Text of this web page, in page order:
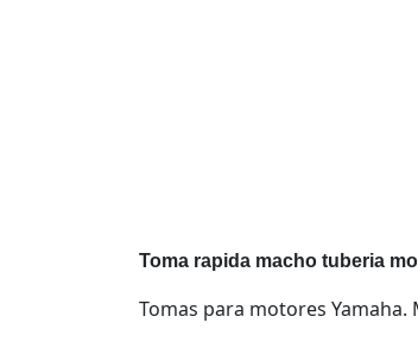
Toma rapida macho tuberia
Tomas para motores